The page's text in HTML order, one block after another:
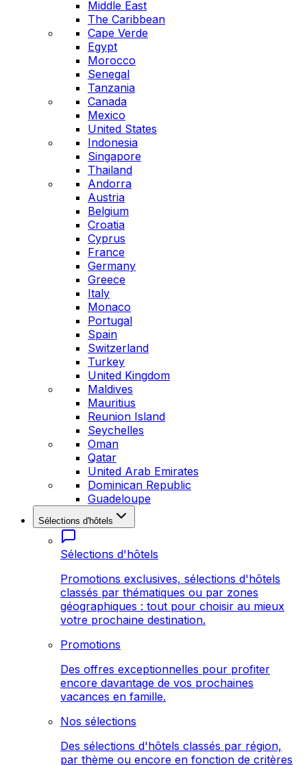
Middle East
The Caribbean
Cape Verde
Egypt
Morocco
Senegal
Tanzania
Canada
Mexico
United States
Indonesia
Singapore
Thailand
Andorra
Austria
Belgium
Croatia
Cyprus
France
Germany
Greece
Italy
Monaco
Portugal
Spain
Switzerland
Turkey
United Kingdom
Maldives
Mauritius
Reunion Island
Seychelles
Oman
Qatar
United Arab Emirates
Dominican Republic
Guadeloupe
Sélections d'hôtels
Sélections d'hôtels
Promotions exclusives, sélections d'hôtels
classés par thématiques ou par zones
géographiques : tout pour choisir au mieux
votre prochaine destination.
Promotions
Des offres exceptionnelles pour profiter
encore davantage de vos prochaines
vacances en famille.
Nos sélections
Des sélections d'hôtels classés par région,
par thème ou encore en fonction de critères